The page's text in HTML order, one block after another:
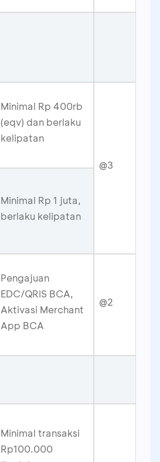
Minimal Rp 400rb
(eqv) dan berlaku
kelipatan
@3
Minimal Rp 1 juta,
berlaku kelipatan
Pengajuan
EDC/QRIS BCA,
Aktivasi Merchant
App BCA
@2
Minimal transaksi
Rp100.000